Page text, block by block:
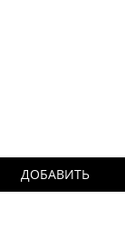
ДОБАВИТЬ